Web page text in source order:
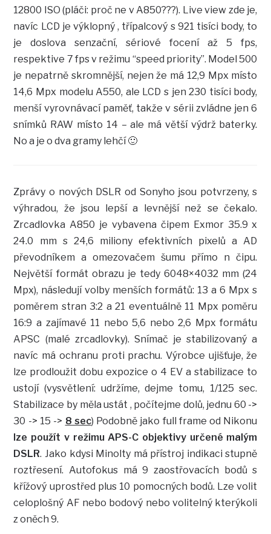
12800 ISO (pláči: proč ne v A850???). Live view zde je,
navíc LCD je výklopný , třípalcový s 921 tisíci body, to
je doslova senzační, sériové focení až 5 fps,
respektive 7 fps v režimu “speed priority”. Model 500
je nepatrně skromnější, nejen že má 12,9 Mpx místo
14,6 Mpx modelu A550, ale LCD s jen 230 tisíci body,
menší vyrovnávací paměť, takže v sérii zvládne jen 6
snímků RAW místo 14 – ale má větší výdrž baterky.
No a je o dva gramy lehčí 🙂
Zprávy o nových DSLR od Sonyho jsou potvrzeny, s
výhradou, že jsou lepší a levnější než se čekalo.
Zrcadlovka A850 je vybavena čipem Exmor 35.9 x
24.0 mm s 24,6 miliony efektivních pixelů a AD
převodníkem a omezovačem šumu přímo n čipu.
Největší formát obrazu je tedy 6048×4032 mm (24
Mpx), následují volby menších formátů: 13 a 6 Mpx s
poměrem stran 3:2 a 21 eventuálně 11 Mpx poměru
16:9 a zajímavé 11 nebo 5,6 nebo 2,6 Mpx formátu
APSC (malé zrcadlovky). Snímač je stabilizovaný a
navíc má ochranu proti prachu. Výrobce ujišťuje, že
lze prodloužit dobu expozice o 4 EV a stabilizace to
ustojí (vysvětlení: udržíme, dejme tomu, 1/125 sec.
Stabilizace by měla ustát , počítejme dolů, jednu 60 ->
30 -> 15 -> 8 sec) Podobně jako full frame od Nikonu
lze použít v režimu APS-C objektivy určené malým
DSLR. Jako kdysi Minolty má přístroj indikaci stupně
roztřesení. Autofokus má 9 zaostřovacích bodů s
křížový uprostřed plus 10 pomocných bodů. Lze volit
celoplošný AF nebo bodový nebo volitelný kterýkoli
z oněch 9.